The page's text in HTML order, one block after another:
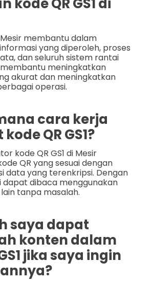
kode QR GS1 di
Mesir membantu dalam
yang diperoleh, proses
dan seluruh sistem rantai
meningkatkan
akurat dan meningkatkan
operasi.
cara kerja
QR GS1?
kode QR GS1 di Mesir
QR yang sesuai dengan
data yang terenkripsi. Dengan
dapat dibaca menggunakan
tanpa masalah.
saya dapat
konten dalam
jika saya ingin